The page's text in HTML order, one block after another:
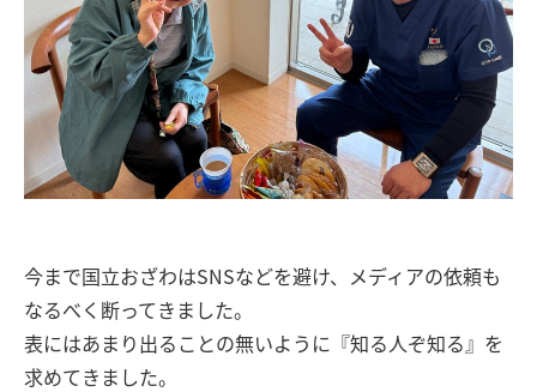
今まで国立おざわはSNSなどを避け、メディアの依頼も
なるべく断ってきました。
表にはあまり出ることの無いように『知る人ぞ知る』を
求めてきました。